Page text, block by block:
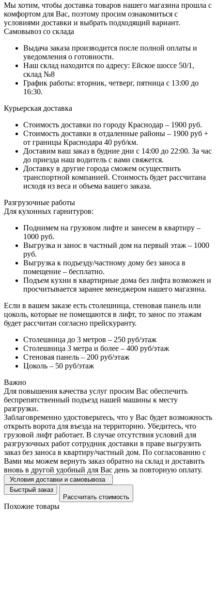
Мы хотим, чтобы доставка товаров нашего магазина прошла с
комфортом для Вас, поэтому просим ознакомиться с
условиями доставки и выбрать подходящий вариант.
Самовывоз со склада
Выдача заказа производится после полной оплаты и
уведомления о готовности.
Наш склад находится по адресу: Ейское шоссе 50/1,
склад №8
График работы: вторник, четверг, пятница с 13:00 до
16:30.
Курьерская доставка
Стоимость доставки по городу Краснодар – 1900 руб.
Стоимость доставки в отдаленные районы – 1900 руб +
от границы Краснодара 40 руб/км.
Доставим ваш заказ в будние дни с 14:00 до 22:00. За час
до приезда наш водитель с вами свяжется.
Доставку в другие города сможем осуществить
транспортной компанией. Стоимость будет рассчитана
исходя из веса и объема вашего заказа.
Разгрузочные работы
Для кухонных гарнитуров:
Поднимем на грузовом лифте и занесем в квартиру –
1000 руб.
Выгрузка и занос в частный дом на первый этаж – 1000
руб.
Выгрузка к подъезду/частному дому без заноса в
помещение – бесплатно.
Подъем кухни в квартирные дома без лифта возможен и
просчитывается заранее менеджером нашего магазина.
Если в вашем заказе есть столешница, стеновая панель или
цоколь, которые не помещаются в лифт, то занос по этажам
будет рассчитан согласно прейскуранту.
Столешница до 3 метров – 250 руб/этаж
Столешница 3 метра и более – 400 руб/этаж
Стеновая панель – 200 руб/этаж
Цоколь – 50 руб/этаж
Важно
Для повышения качества услуг просим Вас обеспечить
беспрепятственный подъезд нашей машины к месту
разгрузки.
Заблаговременно удостоверьтесь, что у Вас будет возможность
открыть ворота для въезда на территорию. Убедитесь, что
грузовой лифт работает. В случае отсутствия условий для
разгрузочных работ сотрудник доставки в праве выгрузить
заказ без заноса в квартиру/частный дом. По согласованию с
Вами мы можем вернуть заказ обратно на склад и доставить
вновь в другой удобный для Вас день за повторную оплату.
Условия доставки и самовывоза
Быстрый заказ
Рассчитать стоимость
Похожие товары